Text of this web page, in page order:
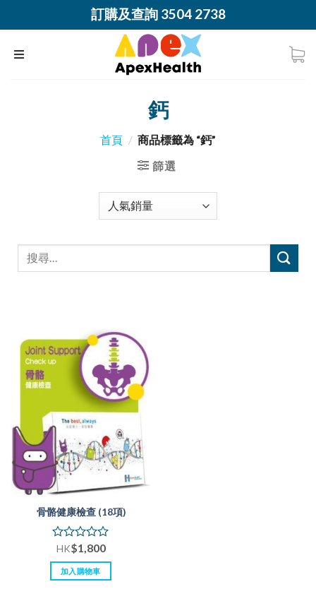
訂購及查詢 3504 2738
鈣
首頁 / 商品標籤為 “鈣”
篩選
骨骼健康檢查 (18項)
評
分
滿
HK$1,800
加入購物車